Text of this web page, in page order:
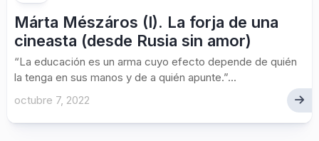
Márta Mészáros (I). La forja de una
cineasta (desde Rusia sin amor)
“La educación es un arma cuyo efecto depende de quién
la tenga en sus manos y de a quién apunte.”...
octubre 7, 2022